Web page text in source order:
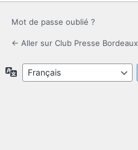
Mot de passe oublié ?
← Aller sur Club Presse Bordeaux
Langue